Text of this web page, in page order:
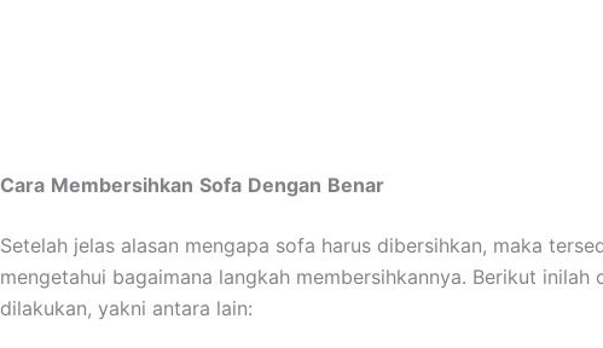
Cara Membersihkan Sofa Dengan Benar
Setelah jelas alasan mengapa sofa harus dibersihkan, maka
mengetahui bagaimana langkah membersihkannya. Berikut inilah
dilakukan, yakni antara lain: